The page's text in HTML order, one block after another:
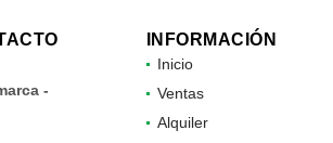
-
INFORMACIÓN
Inicio
Ventas
Alquiler